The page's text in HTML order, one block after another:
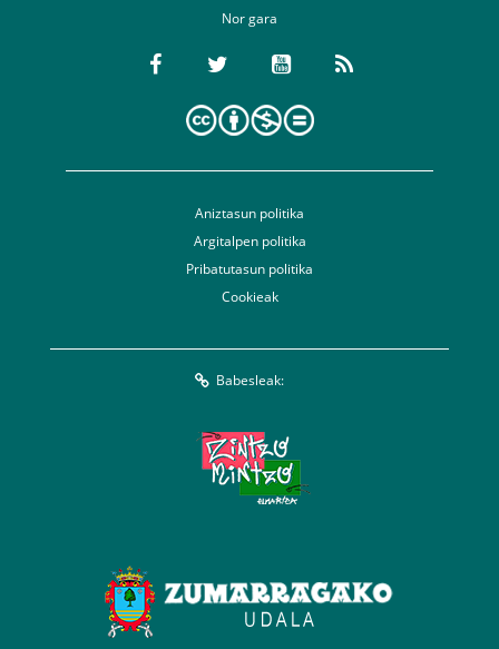
Nor gara
Aniztasun politika
Argitalpen politika
Pribatutasun politika
Cookieak
Babesleak: